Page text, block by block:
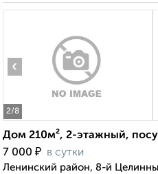
2/8
‹
Дом 210м², 2-этажный,
7 000 ₽ в сутки
Ленинский район, 8-й